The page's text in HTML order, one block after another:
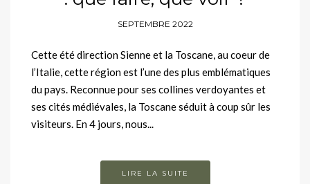
SEPTEMBRE 2022
Cette été direction Sienne et la Toscane, au coeur de
l’Italie, cette région est l’une des plus emblématiques
du pays. Reconnue pour ses collines verdoyantes et
ses cités médiévales, la Toscane séduit à coup sûr les
visiteurs. En 4 jours, nous...
LIRE LA SUITE